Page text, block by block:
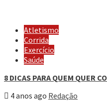
Atletismo
Corrida
Exercício
Saúde
8 DICAS PARA QUEM QUER
4 anos ago Redação